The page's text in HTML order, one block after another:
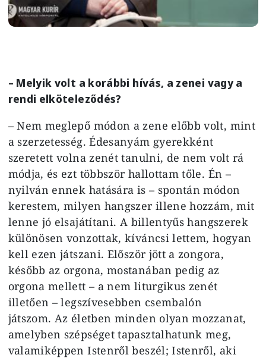
– Melyik volt a korábbi hívás, a zenei vagy a
rendi elköteleződés?
– Nem meglepő módon a zene előbb volt, mint
a szerzetesség. Édesanyám gyerekként
szeretett volna zenét tanulni, de nem volt rá
módja, és ezt többször hallottam tőle. Én –
nyilván ennek hatására is – spontán módon
kerestem, milyen hangszer illene hozzám, mit
lenne jó elsajátítani. A billentyűs hangszerek
különösen vonzottak, kíváncsi lettem, hogyan
kell ezen játszani. Először jött a zongora,
később az orgona, mostanában pedig az
orgona mellett – a nem liturgikus zenét
illetően – legszívesebben csembalón
játszom. Az életben minden olyan mozzanat,
amelyben szépséget tapasztalhatunk meg,
valamiképpen Istenről beszél; Istenről, aki